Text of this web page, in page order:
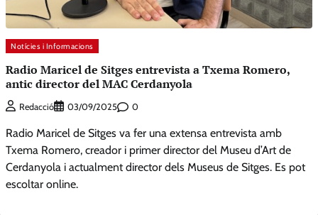
Notícies i Informacions
Radio Maricel de Sitges entrevista a Txema Romero,
antic director del MAC Cerdanyola
Redacció 03/09/2025 0
Radio Maricel de Sitges va fer una extensa entrevista amb
Txema Romero, creador i primer director del Museu d’Art de
Cerdanyola i actualment director dels Museus de Sitges. Es pot
escoltar online.